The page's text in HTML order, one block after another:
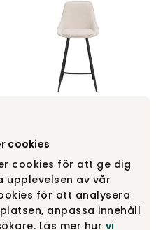
cookies
cookies för att ge dig
upplevelsen av vår
för att analysera
anpassa innehåll
Läs mer hur vi
179 €